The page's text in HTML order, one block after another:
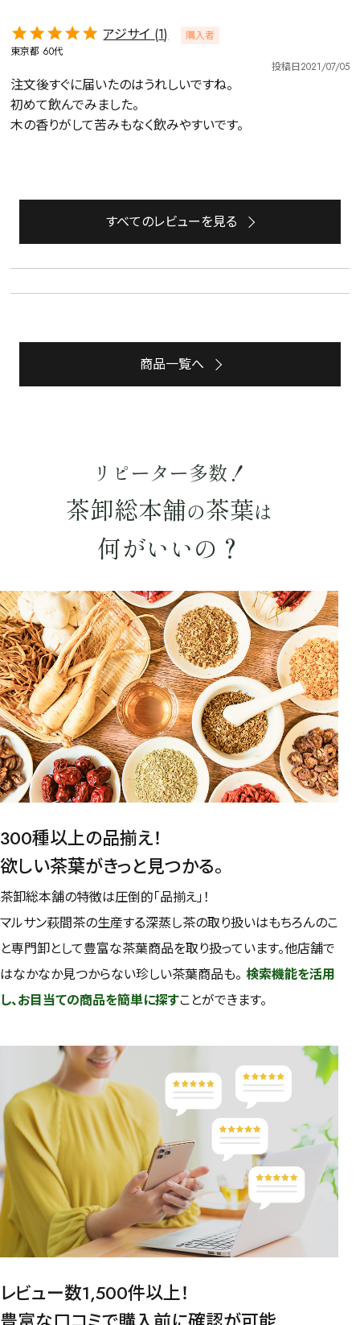
水出しお試しルイボスカモミール仙鶴草深蒸し茶業務用大容量
予算・価格で探す
〜 円
茶葉を選択
容量を選択
検索
アジサイ 1
購入者
東京都 60代
投稿日2021/07/05
注文後すぐに届いたのはうれしいですね。
初めて飲んでみました。
木の香りがして苦みもなく飲みやすいです。
すべてのレビューを見る
商品一覧へ
リピーター多数！
茶卸総本舗の茶葉は
何がいいの？
300種以上の品揃え！
欲しい茶葉がきっと見つかる。
茶卸総本舗の特徴は圧倒的「品揃え」！
マルサン萩間茶の生産する深蒸し茶の取り扱いはもちろんのこ
と専門卸として豊富な茶葉商品を取り扱っています。他店舗で
はなかなか見つからない珍しい茶葉商品も。 検索機能を活用
し、お目当ての商品を簡単に探すことができます。
レビュー数1,500件以上！